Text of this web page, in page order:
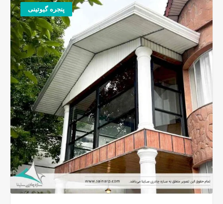
پنجره گیوتینی